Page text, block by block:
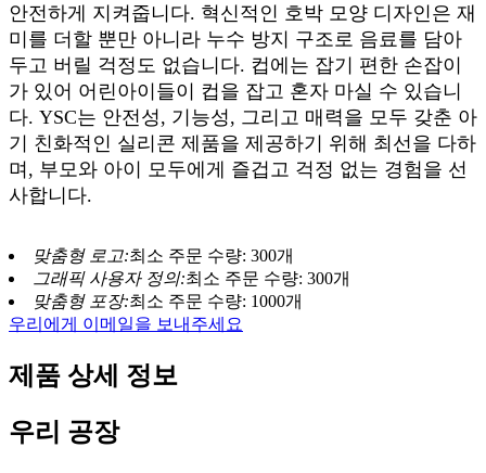
안전하게 지켜줍니다. 혁신적인 호박 모양 디자인은 재
미를 더할 뿐만 아니라 누수 방지 구조로 음료를 담아
두고 버릴 걱정도 없습니다. 컵에는 잡기 편한 손잡이
가 있어 어린아이들이 컵을 잡고 혼자 마실 수 있습니
다. YSC는 안전성, 기능성, 그리고 매력을 모두 갖춘 아
기 친화적인 실리콘 제품을 제공하기 위해 최선을 다하
며, 부모와 아이 모두에게 즐겁고 걱정 없는 경험을 선
사합니다.
맞춤형 로고:최소 주문 수량: 300개
그래픽 사용자 정의:최소 주문 수량: 300개
맞춤형 포장:최소 주문 수량: 1000개
우리에게 이메일을 보내주세요
제품 상세 정보
우리 공장